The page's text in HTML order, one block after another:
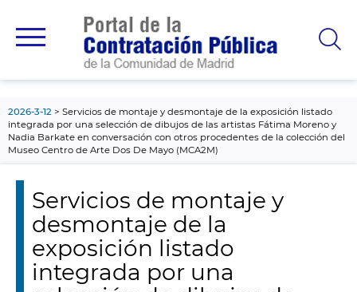
principal
2026-3-12
Servicios de montaje y desmontaje de la exposición listado
integrada por una selección de dibujos de las artistas Fátima Moreno y
Nadia Barkate en conversación con otros procedentes de la colección del
Museo Centro de Arte Dos De Mayo (MCA2M)
Servicios de montaje y
desmontaje de la
exposición listado
integrada por una